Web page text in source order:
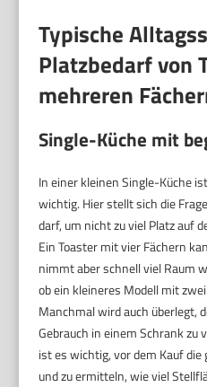
Typische
Platzbedarf von
mehreren
Single-Küche mit
In einer kleinen Single-Küche
wichtig. Hier stellt sich die
darf, um nicht zu viel Platz auf
Ein Toaster mit vier Fächern
nimmt aber schnell viel Raum
ob ein kleineres Modell mit
Manchmal wird auch überlegt,
Gebrauch in einem Schrank zu
ist es wichtig, vor dem Kauf
und zu ermitteln, wie viel